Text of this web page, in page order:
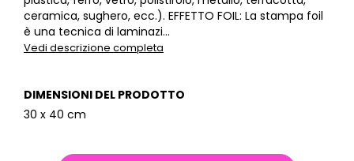
ceramica, sughero, ecc.). EFFETTO FOIL: La stampa foil
è una tecnica di laminazi...
Vedi descrizione completa
DIMENSIONI DEL PRODOTTO
30 x 40 cm